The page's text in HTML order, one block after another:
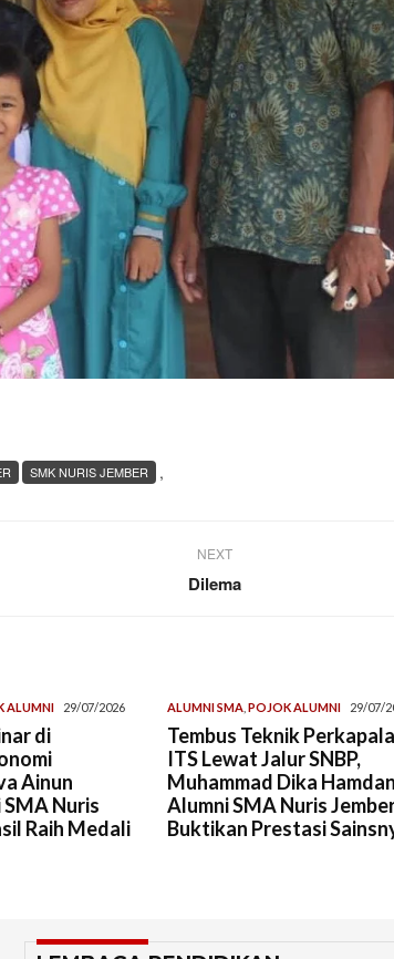
,
SMK NURIS JEMBER
NEXT
Dilema
ALUMNI 29/07/2026
di
Ainun
Nuris
Raih Medali
ALUMNI SMA ,POJOK ALUMNI 29/07/
Tembus Teknik
ITS Lewat Jalur SNBP,
Muhammad Dika
Alumni SMA Nuris
Buktikan Prestasi